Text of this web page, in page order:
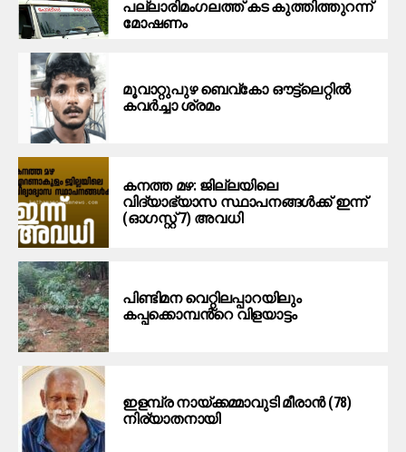
പ​ല്ലാ​രി​മം​ഗ​ല​ത്ത് ക​ട കു​ത്തി​ത്തുറ​ന്ന്
മോ​ഷ​ണം
മൂ​വാ​റ്റു​പു​ഴ ബെ​വ്കോ ഔ​ട്ട്‌​ലെ​റ്റിൽ
കവർച്ചാ ശ്രമം
കനത്ത മഴ: ജില്ലയിലെ
വിദ്യാഭ്യാസ സ്ഥാപനങ്ങള്‍ക്ക് ഇന്ന്
(ഓഗസ്റ്റ് 7) അവധി
പിണ്ടിമന വെറ്റിലപ്പാറയിലും
കപ്പക്കൊമ്പൻ്റെ വിളയാട്ടം
ഇളമ്പ്ര നായ്ക്കമ്മാവുടി മീരാൻ (78)
നിര്യാതനായി